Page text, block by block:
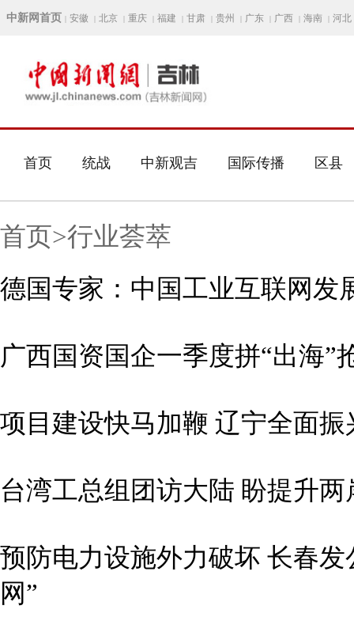
中新网首页 | 安徽 | 北京 | 重庆 | 福建 | 甘肃 | 贵州 | 广东 | 广西 | 海南 | 河北
首页 统战 中新观吉 国际传播 区县
首页>行业荟萃
德国专家：中国工业互联网发
广西国资国企一季度拼“出海”
项目建设快马加鞭 辽宁全面振
台湾工总组团访大陆 盼提升
预防电力设施外力破坏 长春
网”